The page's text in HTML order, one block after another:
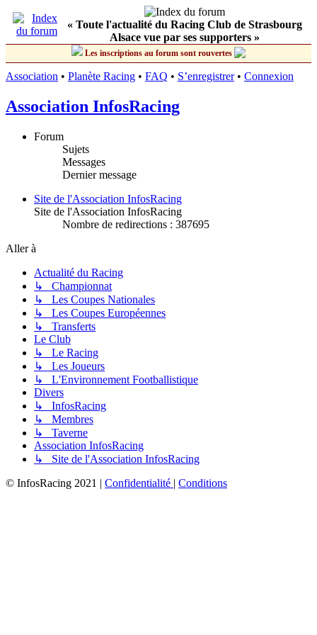
« Toute l'actualité du Racing Club de Strasbourg
Alsace vue par ses supporters »
Les inscriptions au forum sont rouvertes
Association • Planète Racing • FAQ • S’enregistrer• Connexion
Association InfosRacing
Forum
Sujets
Messages
Dernier message
Site de l'Association InfosRacing
Site de l'Association InfosRacing
Nombre de redirections : 387695
Aller à
Actualité du Racing
↳ Championnat
↳ Les Coupes Nationales
↳ Les Coupes Européennes
↳ Transferts
Le Club
↳ Le Racing
↳ Les Joueurs
↳ L'Environnement Footballistique
Divers
↳ InfosRacing
↳ Membres
↳ Taverne
Association InfosRacing
↳ Site de l'Association InfosRacing
© InfosRacing 2021 | Confidentialité | Conditions